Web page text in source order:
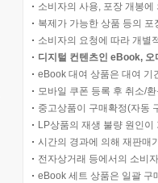
소비자의 사용, 포장 개봉
복제가 가능한 상품 등의
소비자의 요청에 따라 개별
디지털 컨텐츠인 eBook,
eBook 대여 상품은 대여 기
모바일 쿠폰 등록 후 취소/
중고상품이 구매확정(자동
LP상품의 재생 불량 원인
시간의 경과에 의해 재판매
전자상거래 등에서의 소비
eBook 세트 상품은 일괄 구